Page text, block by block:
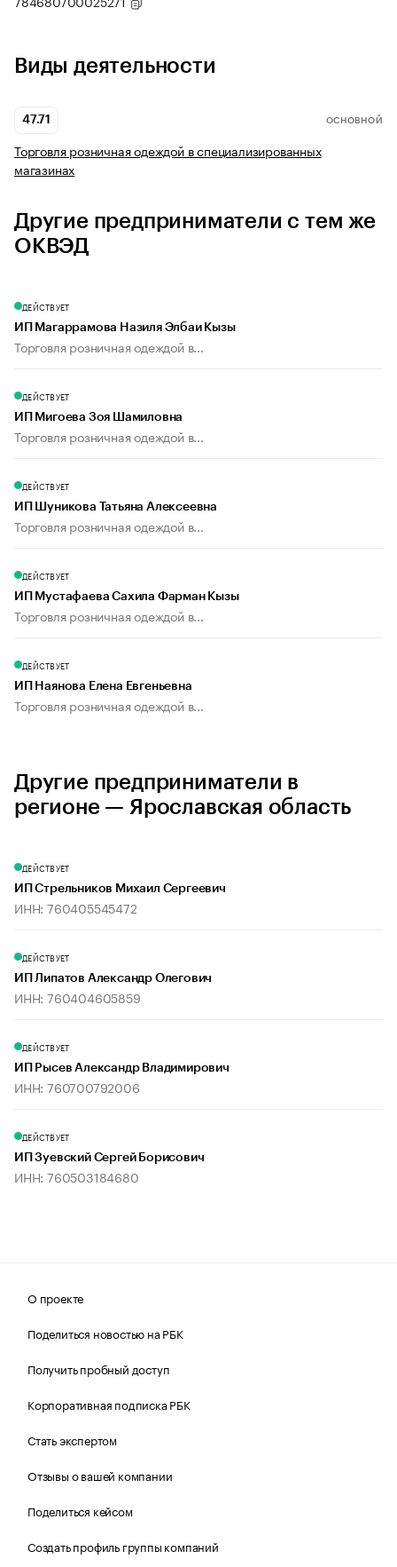
Виды деятельности
47.71 ОСНОВНОЙ
Торговля розничная одеждой в специализированных
магазинах
Другие предприниматели с тем же
ОКВЭД
ДЕЙСТВУЕТ
ИП Магаррамова Назиля Элбаи Кызы
Торговля розничная одеждой в...
ДЕЙСТВУЕТ
ИП Мигоева Зоя Шамиловна
Торговля розничная одеждой в...
ДЕЙСТВУЕТ
ИП Шуникова Татьяна Алексеевна
Торговля розничная одеждой в...
ДЕЙСТВУЕТ
ИП Мустафаева Сахила Фарман Кызы
Торговля розничная одеждой в...
ДЕЙСТВУЕТ
ИП Наянова Елена Евгеньевна
Торговля розничная одеждой в...
Другие предприниматели в
регионе — Ярославская область
ДЕЙСТВУЕТ
ИП Стрельников Михаил Сергеевич
ИНН: 760405545472
ДЕЙСТВУЕТ
ИП Липатов Александр Олегович
ИНН: 760404605859
ДЕЙСТВУЕТ
ИП Рысев Александр Владимирович
ИНН: 760700792006
ДЕЙСТВУЕТ
ИП Зуевский Сергей Борисович
ИНН: 760503184680
О проекте
Поделиться новостью на РБК
Получить пробный доступ
Корпоративная подписка РБК
Стать экспертом
Отзывы о вашей компании
Поделиться кейсом
Создать профиль группы компаний